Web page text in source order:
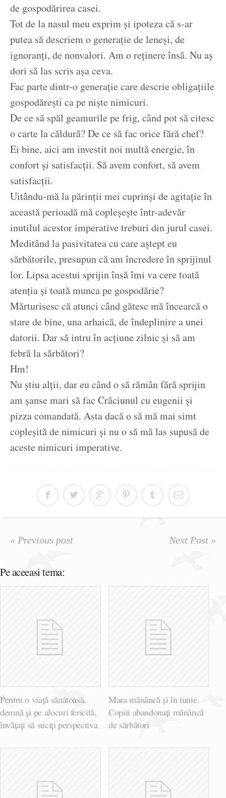
de gospodărirea casei.
Tot de la nasul meu exprim și ipoteza că s-ar
putea să descriem o generație de leneși, de
ignoranți, de nonvalori. Am o reținere însă. Nu aș
dori să las scris așa ceva.
Fac parte dintr-o generație care descrie obligațiile
gospodărești ca pe niște nimicuri.
De ce să spăl geamurile pe frig, când pot să citesc
o carte la căldură? De ce să fac orice fără chef?
Ei bine, aici am investit noi multă energie, în
confort și satisfacții. Să avem confort, să avem
satisfacții.
Uitându-mă la părinții mei cuprinși de agitație în
această perioadă mă copleșește într-adevăr
inutilul acestor imperative treburi din jurul casei.
Meditând la pasivitatea cu care aștept eu
sărbătorile, presupun că am încredere în sprijinul
lor. Lipsa acestui sprijin însă îmi va cere toată
atenția și toată munca pe gospodărie?
Mărturisesc că atunci când gătesc mă încearcă o
stare de bine, una arhaică, de îndeplinire a unei
datorii. Dar să intru în acțiune zilnic și să am
febră la sărbători?
Hm!
Nu știu alții, dar eu când o să rămân fără sprijin
am șanse mari să fac Crăciunul cu eugenii și
pizza comandată. Asta dacă o să mă mai simt
copleșită de nimicuri și nu o să mă las supusă de
aceste nimicuri imperative.
« Previous post Next Post »
Pe aceeasi tema:
Pentru o viață sănătoasă,
demnă și pe alocuri fericită,
învățați să suciți perspectiva
Mara mănâncă și în iunie.
Copiii abandonați mănâncă
de sărbători